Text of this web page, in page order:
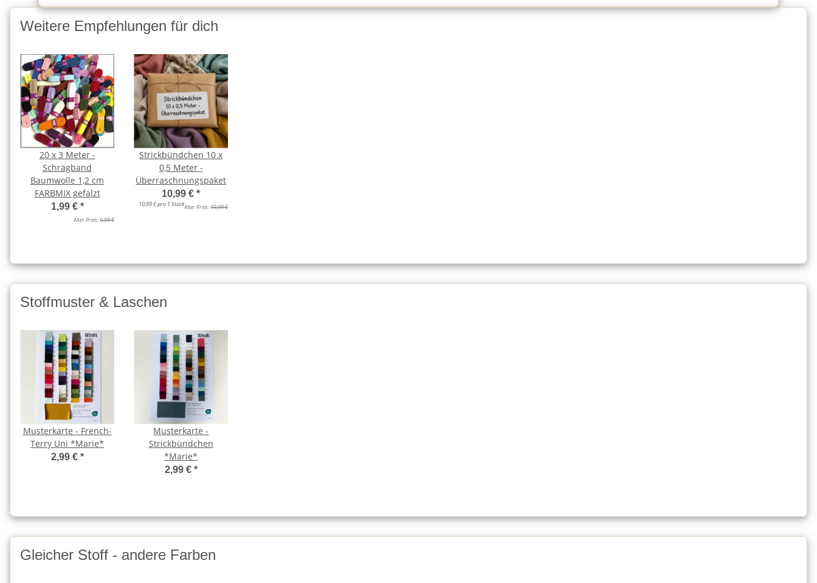
Weitere Empfehlungen für dich
20 x 3 Meter -
Schrägband
Baumwolle 1,2 cm
FARBMIX gefalzt
1,99 € *
Alter Preis:9,99 €
Strickbündchen 10 x
0,5 Meter -
Überraschnungspaket
10,99 €*
10,99 € pro 1 StückAlter Preis:19,99 €
Stoffmuster & Laschen
Musterkarte - French-
Terry Uni *Marie*
2,99 € *
Musterkarte -
Strickbündchen
*Marie*
2,99 € *
Gleicher Stoff - andere Farben